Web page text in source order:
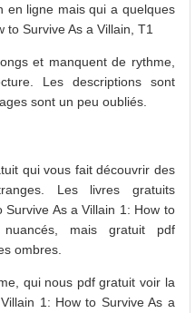
en ligne mais qui a quelques
to Survive As a Villain, T1
et manquent de rythme,
Les descriptions sont
sont un peu oubliés.
qui vous fait découvrir des
Les livres gratuits
As a Villain 1: How to
mais gratuit pdf
ombres.
qui nous pdf gratuit voir la
1: How to Survive As a